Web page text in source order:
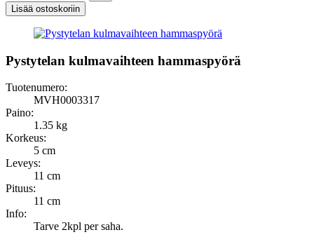
Lisää ostoskoriin
Pystytelan kulmavaihteen hammaspyörä
Tuotenumero:
MVH0003317
Paino:
1.35 kg
Korkeus:
5 cm
Leveys:
11 cm
Pituus:
11 cm
Info:
Tarve 2kpl per saha.